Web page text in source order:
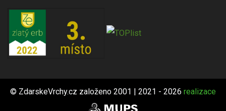
© ZdarskeVrchy.cz založeno 2001 | 2021 - 2026 realizace